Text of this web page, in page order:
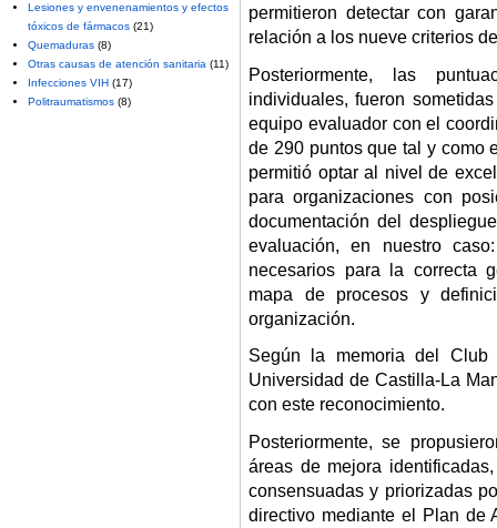
permitieron detectar con
relación a los nueve criterios
Posteriormente, las
individuales, fueron
equipo evaluador con el
de 290 puntos que tal y como
permitió optar al nivel de
para organizaciones con
documentación del
evaluación, en nuestro
necesarios para la correcta
mapa de procesos y
organización.
Según la memoria del
Universidad de Castilla-La
con este reconocimiento.
Posteriormente, se
áreas de mejora
consensuadas y priorizadas
directivo mediante el Plan de
Lesiones y envenenamientos y efectos
tóxicos de fármacos (21)
Quemaduras (8)
Otras causas de atención sanitaria (11)
Infecciones VIH (17)
Politraumatismos (8)